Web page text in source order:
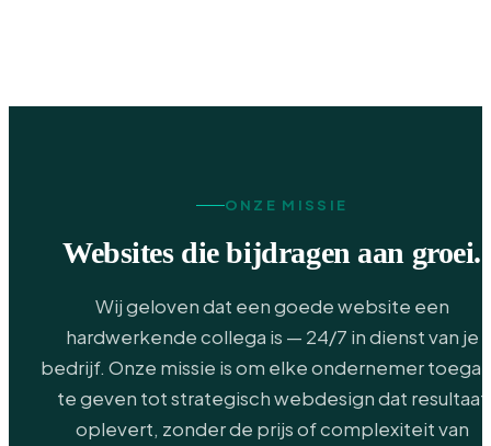
ONZE MISSIE
Websites die bijdragen aan groei.
Wij geloven dat een goede website een
hardwerkende collega is — 24/7 in dienst van je
bedrijf. Onze missie is om elke ondernemer
te geven tot strategisch webdesign dat resultaat
oplevert, zonder de prijs of complexiteit van